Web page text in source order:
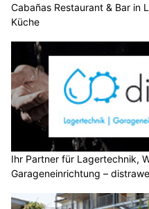
Cabañas Restaurant & Bar in
Küche
Ihr Partner für Lagertechnik,
Garageneinrichtung –